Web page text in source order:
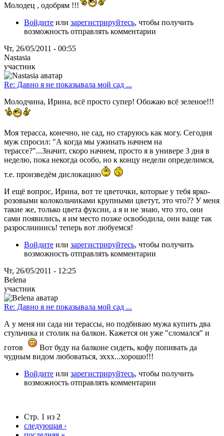
Молодец , одобрям !!!
Войдите или зарегистрируйтесь, чтобы получить
возможность отправлять комментарии
Чт, 26/05/2011 - 00:55
Nastasia
участник
Re: Давно я не показывала мой сад ...
Молодчина, Ирина, всё просто супер! Обожаю всё зеленое!!!
Моя терасса, конечно, не сад, но старуюсь как могу. Сегодня
муж спросил: "А когда мы ужинать начнем на
терассе?"...Значит, скоро начнем, просто я в универе 3 дня в
неделю, пока некогда особо, но к концу недели определимся,
т.е. произведём дислокацию
И ещё вопрос, Ирина, вот те цветочки, которые у тебя ярко-
розовыми колокольчиками крупными цветут, это что?? У меня
такие же, только цвета фуксии, а я и не знаю, что это, они
сами появились, я им место позже освободила, они ваще так
разрослиииись! теперь вот любуемся!
Войдите или зарегистрируйтесь, чтобы получить
возможность отправлять комментарии
Чт, 26/05/2011 - 12:25
Belena
участник
Re: Давно я не показывала мой сад ...
А у меня ни сада ни терассы, но подбиваю мужа купить два
стульчика и столик на балкон. Кажется он уже "сломался" и
готов
Вот буду на балконе сидеть, кофу попивать да
чудным видом любоваться, эххх...хорошо!!!
Войдите или зарегистрируйтесь, чтобы получить
возможность отправлять комментарии
Стр. 1 из 2
следующая ›